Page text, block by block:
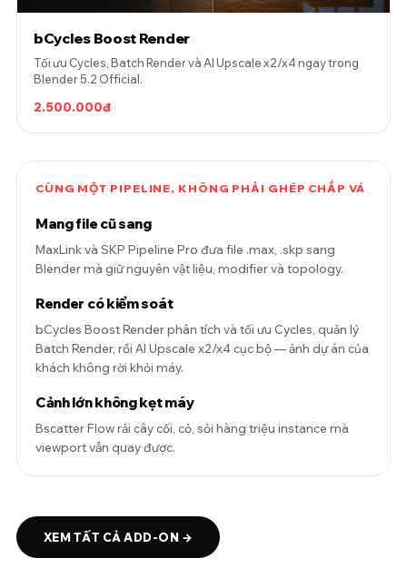
bCycles Boost Render
Tối ưu Cycles, Batch Render và AI Upscale x2/x4 ngay trong
Blender 5.2 Official.
2.500.000đ
CÙNG MỘT PIPELINE, KHÔNG PHẢI GHÉP CHẮP VÁ
Mang file cũ sang
MaxLink và SKP Pipeline Pro đưa file .max, .skp sang
Blender mà giữ nguyên vật liệu, modifier và topology.
Render có kiểm soát
bCycles Boost Render phân tích và tối ưu Cycles, quản lý
Batch Render, rồi AI Upscale x2/x4 cục bộ — ảnh dự án của
khách không rời khỏi máy.
Cảnh lớn không kẹt máy
Bscatter Flow rải cây cối, cỏ, sỏi hàng triệu instance mà
viewport vẫn quay được.
XEM TẤT CẢ ADD-ON →